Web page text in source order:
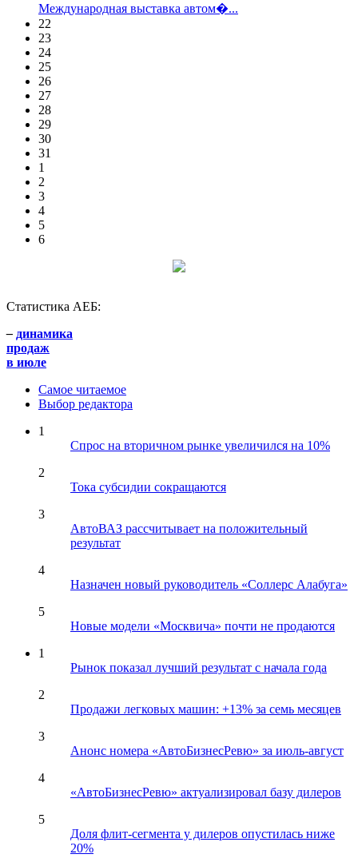
Международная выставка автом�...
22
23
24
25
26
27
28
29
30
31
1
2
3
4
5
6
Статистика АЕБ:
– динамика
продаж
в июле
Самое читаемое
Выбор редактора
1
Спрос на вторичном рынке увеличился на 10%
2
Тока субсидии сокращаются
3
АвтоВАЗ рассчитывает на положительный
результат
4
Назначен новый руководитель «Соллерс Алабуга»
5
Новые модели «Москвича» почти не продаются
1
Рынок показал лучший результат с начала года
2
Продажи легковых машин: +13% за семь месяцев
3
Анонс номера «АвтоБизнесРевю» за июль-август
4
«АвтоБизнесРевю» актуализировал базу дилеров
5
Доля флит-сегмента у дилеров опустилась ниже
20%